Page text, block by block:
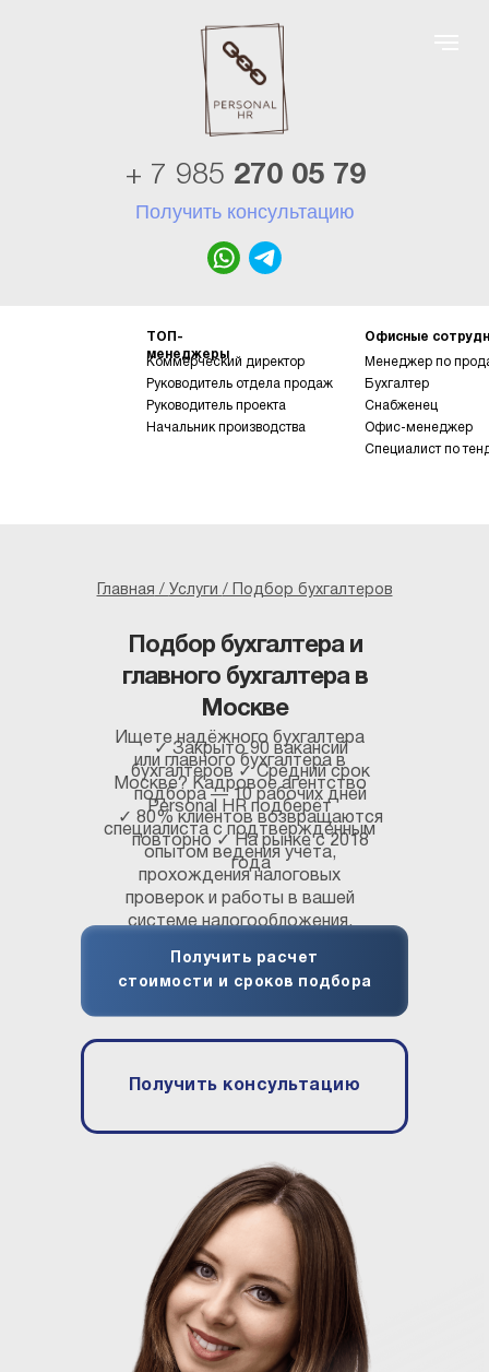
+ 7 985 270 05 79
Получить консультацию
Специалист по
Офис-менеджер
Снабженец
Бухгалтер
Менеджер по
Офисные
Начальник производства
Руководитель проекта
Руководитель отдела продаж
Коммерческий директор
ТОП-
менеджеры
Главная / Услуги / Подбор бухгалтеров
Подбор бухгалтера и
главного бухгалтера в
Москве
Ищете надёжного бухгалтера
или главного бухгалтера в
Москве? Кадровое агентство
Personal HR подберёт
специалиста с подтверждённым
опытом ведения учёта,
прохождения налоговых
проверок и работы в вашей
системе налогообложения.
000 ₽, гарантия замены — 22
рабочих дня.
✓ Закрыто 90 вакансий
бухгалтеров ✓ Средний срок
подбора — 10 рабочих дней
✓ 80% клиентов возвращаются
повторно ✓ На рынке с 2018
года
Получить консультацию
Получить расчет
стоимости и сроков подбора